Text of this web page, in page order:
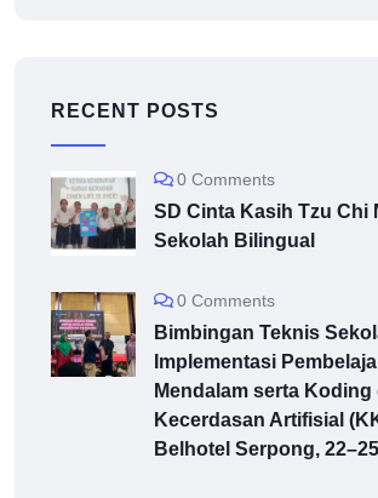
RECENT POSTS
0 Comments
SD Cinta Kasih Tzu Chi
Sekolah Bilingual
0 Comments
Bimbingan Teknis
Implementasi
Mendalam serta Koding
Kecerdasan Artifisial
Belhotel Serpong,